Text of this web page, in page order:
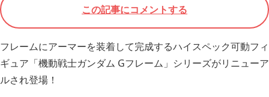
この記事にコメントする
フレームにアーマーを装着して完成するハイスペック可動フィ
ギュア「機動戦士ガンダム Gフレーム」シリーズがリニューア
ルされ登場！